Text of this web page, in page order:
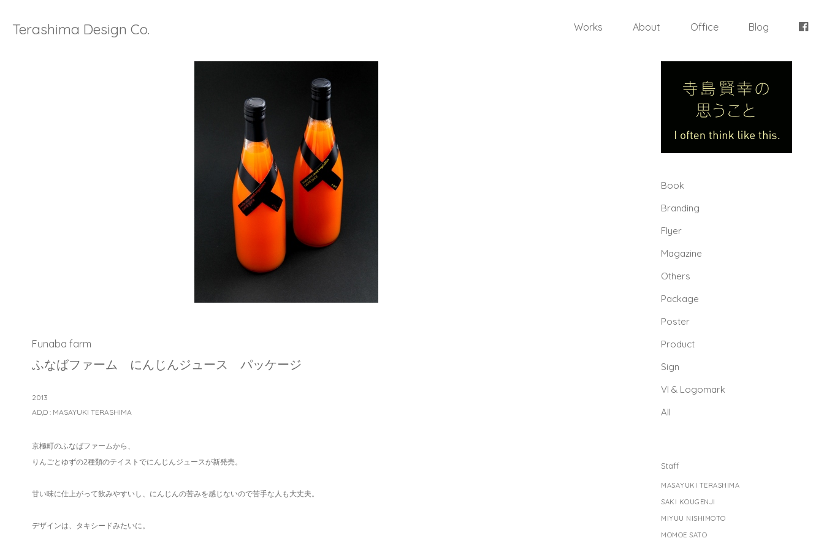
Terashima Design Co. Works About Office Blog
Funaba farm
ふなばファーム にんじんジュース パッケージ
2013
AD,D : MASAYUKI TERASHIMA
京極町のふなばファームから、
りんごとゆずの2種類のテイストでにんじんジュースが新発売。
甘い味に仕上がって飲みやすいし、にんじんの苦みを感じないので苦手な人も大丈夫。
デザインは、タキシードみたいに。
Book
Branding
Flyer
Magazine
Others
Package
Poster
Product
Sign
Vl & Logomark
All
Staff
MASAYUKI TERASHIMA
SAKI KOUGENJI
MIYUU NISHIMOTO
MOMOE SATO